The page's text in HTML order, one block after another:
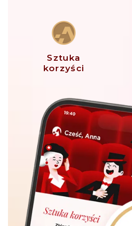
Sztuka
korzyści